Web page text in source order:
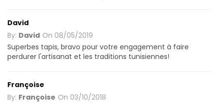
David
By: David On 08/05/2019
Superbes tapis, bravo pour votre engagement à faire
perdurer l'artisanat et les traditions tunisiennes!
Françoise
By: Françoise On 03/10/2018